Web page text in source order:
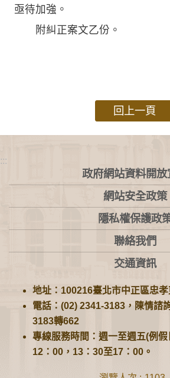
亟待加強。
附糾正案文乙份。
回上一頁
:::
政府網站資料開放
網站安全政策
隱私權保護政
聯絡我們
交通資訊
地址：100216臺北市中正區忠
電話：(02) 2341-3183，陳情諮
3183轉662
專線服務時間：週一至週五(例
12：00，13：30至17：00。